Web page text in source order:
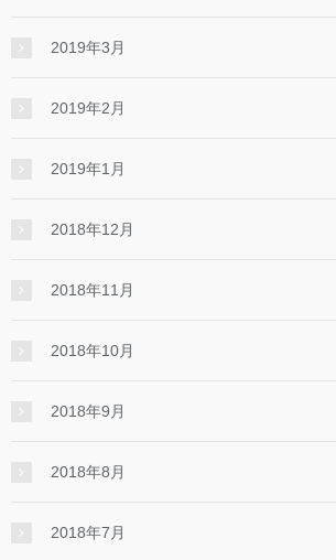
2019年3月
2019年2月
2019年1月
2018年12月
2018年11月
2018年10月
2018年9月
2018年8月
2018年7月